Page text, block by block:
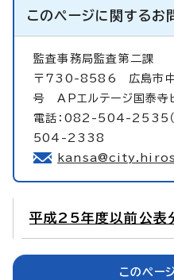
このページに関するお
監査事務局監査第二課
〒730-8586 広島市中
号 APエルテージ国泰寺
電話：082-504-2535（
504-2338
平成25年度以前公表
このペー